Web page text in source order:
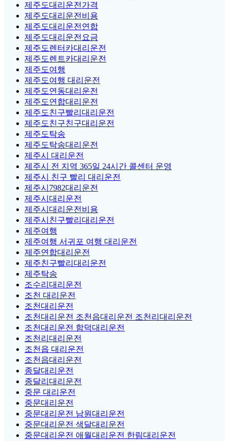
제주도대리운전가격
제주도대리운전비용
제주도대리운전연합
제주도대리운전요금
제주도렌터카대리운전
제주도렌트카대리운전
제주도여행
제주도여행 대리운전
제주도연동대리운전
제주도연합대리운전
제주도친구빨리대리운전
제주도친구친구대리운전
제주도탁송
제주도탁송대리운전
제주시 대리운전
제주시 전 지역 365일 24시간 콜센터 운영
제주시 친구 빨리 대리운전
제주시7982대리운전
제주시대리운전
제주시대리운전비용
제주시친구빨리대리운전
제주여행
제주여행 서귀포 여행 대리운전
제주연합대리운전
제주친구빨리대리운전
제주탁송
조수리대리운전
조천 대리운전
조천대리운전
조천대리운전 조천읍대리운전 조천리대리운전
조천대리운전 함덕대리운전
조천리대리운전
조천읍 대리운전
조천읍대리운전
종달대리운전
종달리대리운전
중문 대리운전
중문대리운전
중문대리운전 남원대리운전
중문대리운전 색달대리운전
중문대리운전 애월대리운전 한림대리운전